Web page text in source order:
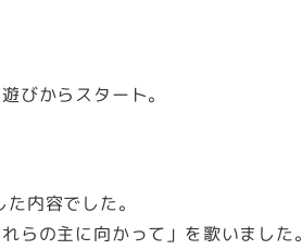
びからスタート。
内容でした。
らの主に向かって」を歌いました。